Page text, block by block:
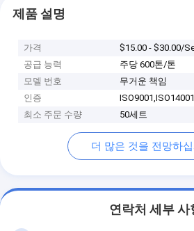
제품 설명
가격
$15.00 - $30.00/
공급 능력
주당 600톤/톤
모델 번호
무거운 책임
인증
최소 주문 수량
50세트
더 많은 것을 전망하
연락처 세부 사